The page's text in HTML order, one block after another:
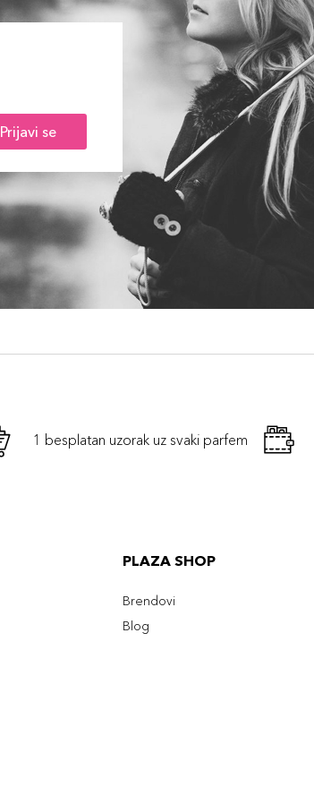
Prijavi se
1 besplatan uzorak uz svaki parfem
PLAZA SHOP
Brendovi
Blog